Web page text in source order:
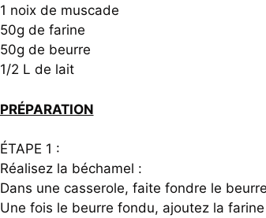
1 noix de muscade
50g de farine
50g de beurre
1/2 L de lait
PRÉPARATION
ÉTAPE 1 :
Réalisez la béchamel :
Dans une casserole, faite fondre le
Une fois le beurre fondu, ajoutez la